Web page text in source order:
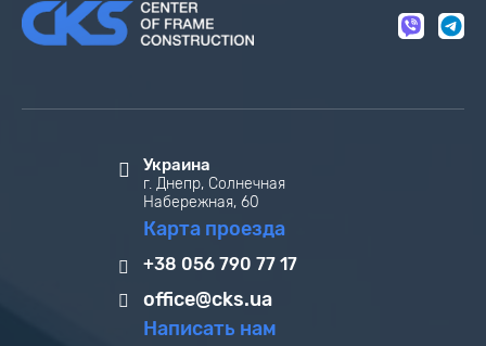
Украина
г. Днепр, Солнечная
Набережная, 60
Карта проезда
+38 056 790 77 17
office@cks.ua
Написать нам